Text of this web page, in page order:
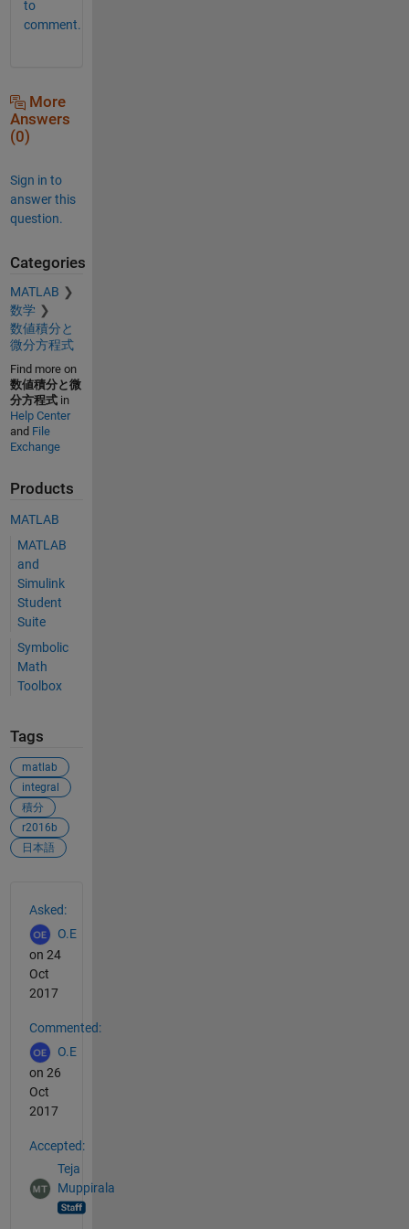
to
comment.
More
Answers
(0)
Sign in to
answer this
question.
Categories
MATLAB
数学
数値積分と
微分方程式
Find more on
数値積分と微
分方程式in
Help Center
and File
Exchange
Products
MATLAB
MATLAB
and
Simulink
Student
Suite
Symbolic
Math
Toolbox
Tags
matlab
integral
積分
r2016b
日本語
Asked:
O.E
on 24
Oct
2017
Commented:
O.E
on 26
Oct
2017
Accepted:
Teja
Muppirala